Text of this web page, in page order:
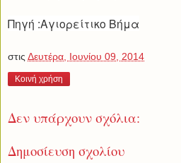
Πηγή :Αγιορείτικο Βήμα
στις Δευτέρα, Ιουνίου 09, 2014
Κοινή χρήση
Δεν υπάρχουν σχόλια:
Δημοσίευση σχολίου